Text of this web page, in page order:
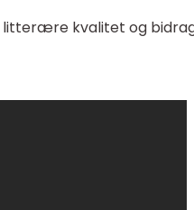
litterære kvalitet og